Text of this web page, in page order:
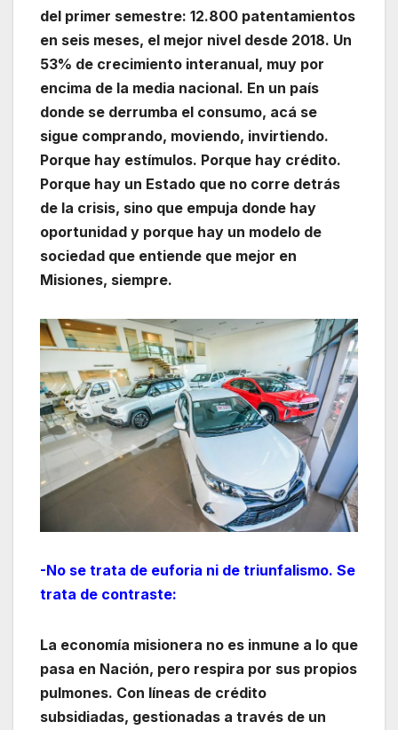
del primer semestre: 12.800 patentamientos
en seis meses, el mejor nivel desde 2018. Un
53% de crecimiento interanual, muy por
encima de la media nacional. En un país
donde se derrumba el consumo, acá se
sigue comprando, moviendo, invirtiendo.
Porque hay estímulos. Porque hay crédito.
Porque hay un Estado que no corre detrás
de la crisis, sino que empuja donde hay
oportunidad y porque hay un modelo de
sociedad que entiende que mejor en
Misiones, siempre.
-No se trata de euforia ni de triunfalismo. Se
trata de contraste:
La economía misionera no es inmune a lo que
pasa en Nación, pero respira por sus propios
pulmones. Con líneas de crédito
subsidiadas, gestionadas a través de un